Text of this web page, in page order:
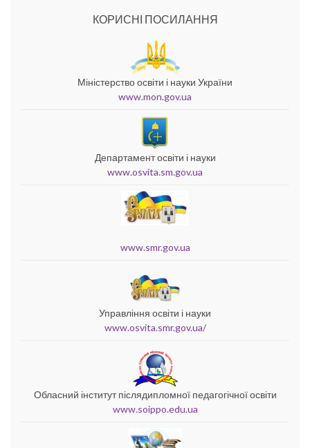
КОРИСНІ ПОСИЛАННЯ
Міністерство освіти і науки України
www.mon.gov.ua
Департамент освіти і науки
www.osvita.sm.gov.ua
www.smr.gov.ua
Управління освіти і науки
www.osvita.smr.gov.ua/
Обласний інститут післядипломної педагогічної освіти
www.soippo.edu.ua